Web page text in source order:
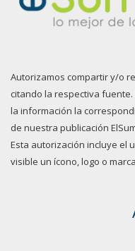
Autorizamos compartir y/o
citando la respectiva fuente.
la información la
de nuestra publicación
Esta autorización incluye el
visible un ícono, logo o